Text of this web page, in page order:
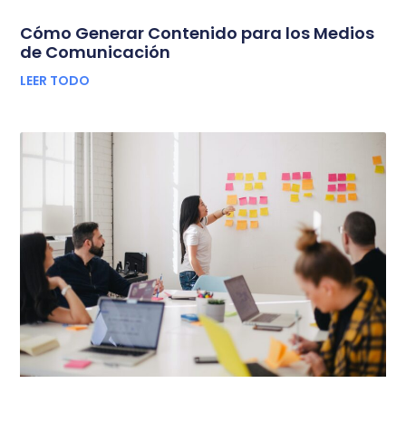
Cómo Generar Contenido para los Medios
de Comunicación
LEER TODO